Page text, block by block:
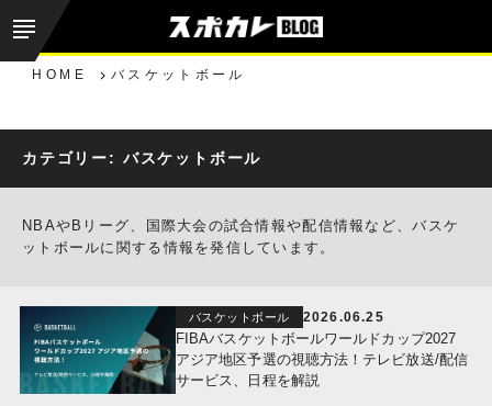
HOME バスケットボール
カテゴリー: バスケットボール
NBAやBリーグ、国際大会の試合情報や配信情報など、バスケ
ットボールに関する情報を発信しています。
バスケットボール 2026.06.25
FIBAバスケットボールワールドカップ2027
アジア地区予選の視聴方法！テレビ放送/配信
サービス、日程を解説